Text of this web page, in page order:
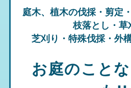
庭木、植木の伐採・剪定
枝落とし・草
芝刈り・特殊伐採・外
お庭のこと